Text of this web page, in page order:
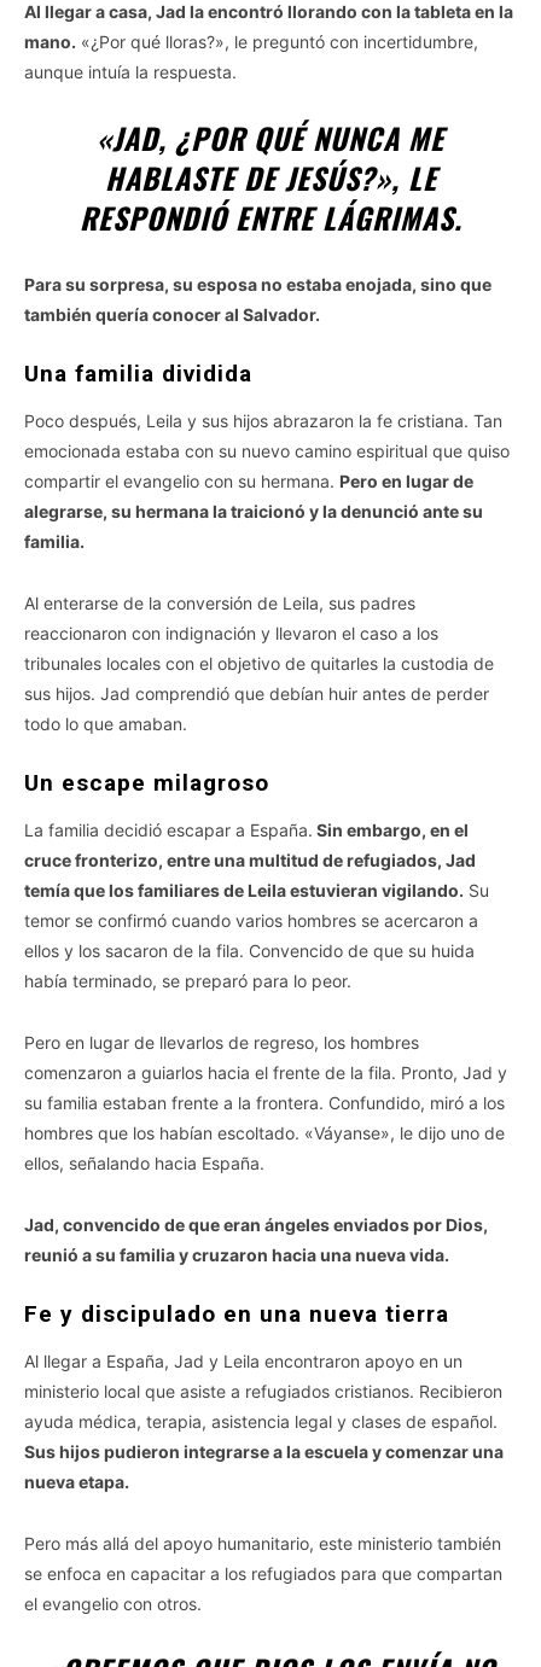
Al llegar a casa, Jad la encontró llorando con la tableta en la
mano. «¿Por qué lloras?», le preguntó con incertidumbre,
aunque intuía la respuesta.
«JAD, ¿POR QUÉ NUNCA ME
HABLASTE DE JESÚS?», LE
RESPONDIÓ ENTRE LÁGRIMAS.
Para su sorpresa, su esposa no estaba enojada, sino que
también quería conocer al Salvador.
Una familia dividida
Poco después, Leila y sus hijos abrazaron la fe cristiana. Tan
emocionada estaba con su nuevo camino espiritual que quiso
compartir el evangelio con su hermana. Pero en lugar de
alegrarse, su hermana la traicionó y la denunció ante su
familia.
Al enterarse de la conversión de Leila, sus padres
reaccionaron con indignación y llevaron el caso a los
tribunales locales con el objetivo de quitarles la custodia de
sus hijos. Jad comprendió que debían huir antes de perder
todo lo que amaban.
Un escape milagroso
La familia decidió escapar a España. Sin embargo, en el
cruce fronterizo, entre una multitud de refugiados, Jad
temía que los familiares de Leila estuvieran vigilando. Su
temor se confirmó cuando varios hombres se acercaron a
ellos y los sacaron de la fila. Convencido de que su huida
había terminado, se preparó para lo peor.
Pero en lugar de llevarlos de regreso, los hombres
comenzaron a guiarlos hacia el frente de la fila. Pronto, Jad y
su familia estaban frente a la frontera. Confundido, miró a los
hombres que los habían escoltado. «Váyanse», le dijo uno de
ellos, señalando hacia España.
Jad, convencido de que eran ángeles enviados por Dios,
reunió a su familia y cruzaron hacia una nueva vida.
Fe y discipulado en una nueva tierra
Al llegar a España, Jad y Leila encontraron apoyo en un
ministerio local que asiste a refugiados cristianos. Recibieron
ayuda médica, terapia, asistencia legal y clases de español.
Sus hijos pudieron integrarse a la escuela y comenzar una
nueva etapa.
Pero más allá del apoyo humanitario, este ministerio también
se enfoca en capacitar a los refugiados para que compartan
el evangelio con otros.